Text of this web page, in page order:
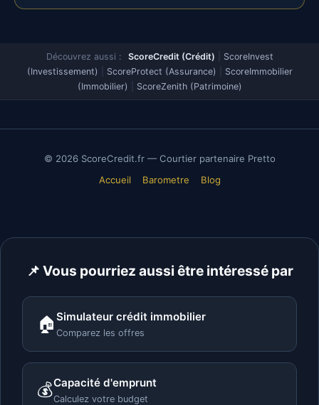
Découvrez aussi : ScoreCredit (Crédit)
ScoreInvest
(Investissement)
ScoreProtect (Assurance)
ScoreImmobilier
(Immobilier)
ScoreZenith (Patrimoine)
© 2026 ScoreCredit.fr — Courtier partenaire Pretto
Accueil
Barometre Blog
📌 Vous pourriez aussi être intéressé par
🏠 Simulateur crédit immobilier
Comparez les offres
💰Capacité d'emprunt
Calculez votre budget